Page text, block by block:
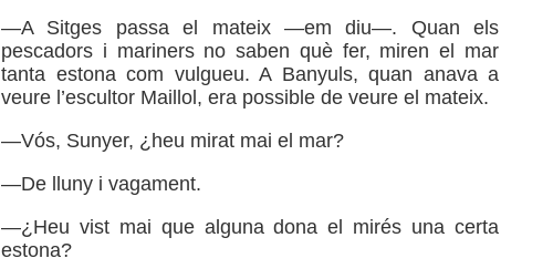
—A Sitges passa el mateix —em diu—. Quan els
pescadors i mariners no saben què fer, miren el mar
tanta estona com vulgueu. A Banyuls, quan anava a
veure l’escultor Maillol, era possible de veure el mateix.
—Vós, Sunyer, ¿heu mirat mai el mar?
—De lluny i vagament.
—¿Heu vist mai que alguna dona el mirés una certa
estona?